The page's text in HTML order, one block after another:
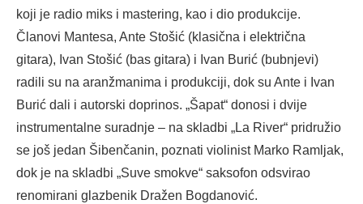
koji je radio miks i mastering, kao i dio produkcije.
Članovi Mantesa, Ante Stošić (klasična i električna
gitara), Ivan Stošić (bas gitara) i Ivan Burić (bubnjevi)
radili su na aranžmanima i produkciji, dok su Ante i Ivan
Burić dali i autorski doprinos. „Šapat“ donosi i dvije
instrumentalne suradnje – na skladbi „La River“ pridružio
se još jedan Šibenčanin, poznati violinist Marko Ramljak,
dok je na skladbi „Suve smokve“ saksofon odsvirao
renomirani glazbenik Dražen Bogdanović.